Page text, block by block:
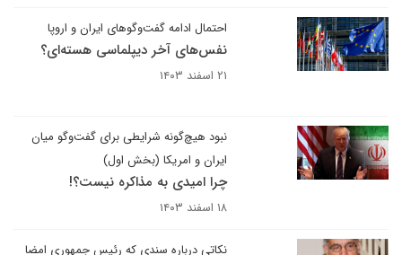
احتمال ادامه گفت‌وگوهای ایران و اروپا
نفس‌های آخر دیپلماسی هسته‌ای؟
۲۱ اسفند ۱۴۰۳
نبود هیچ‌گونه شرایطی برای گفت‌وگو میان
ایران و امریکا (بخش اول)
چرا امیدی به مذاکره نیست؟!
۱۸ اسفند ۱۴۰۳
نکاتی درباره سندی که رئیس جمهوری امضا